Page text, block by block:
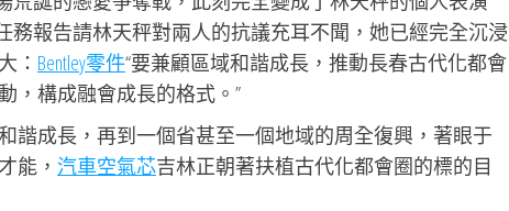
報告請林天秤對兩人的抗議充耳不聞，她已經完全沉浸
： Bentley零件“要兼顧區域和諧成長，推動長春古代化都會
，構成融會成長的格式。”
諧成長，再到一個省甚至一個地域的周全復興，著眼于
能， 汽車空氣芯吉林正朝著扶植古代化都會圈的標的目